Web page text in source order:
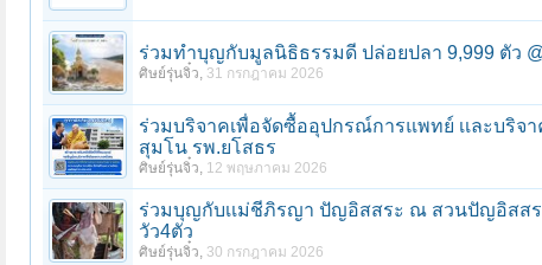
ร่วมทําบุญกับมูลนิธิธรรมดี ปล่อยปลา 9,999 ตัว
ศิษย์รุ่นจิ๋ว, 31 กรกฎาคม 2026
ร่วมบริจาคเพื่อจัดซื้ออุปกรณ์การแพทย์ เเละบริจ
สุมโน รพ.ยโสธร
ศิษย์รุ่นจิ๋ว, 12 พฤษภาคม 2026
ร่วมบุญกับเเม่ชีภิรญา ปัญอิสสระ ณ สวนปัญอิสสร
วัว4ตัว
ศิษย์รุ่นจิ๋ว, 30 กรกฎาคม 2026